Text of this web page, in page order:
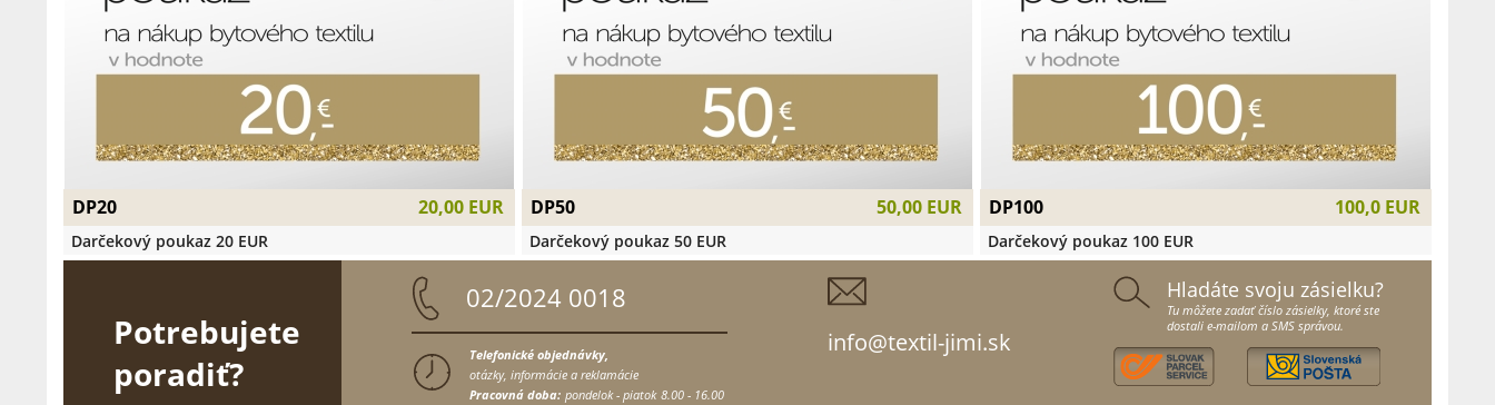
DP20 20,00 EUR
Darčekový poukaz 20 EUR
DP50 50,00 EUR
Darčekový poukaz 50 EUR
DP100 100,0 EUR
Darčekový poukaz 100 EUR
Potrebujete
poradiť?
02/2024 0018
Telefonické objednávky,
otázky, informácie a reklamácie
Pracovná doba: pondelok - piatok 8.00 - 16.00
info@textil-jimi.sk
Hladáte svoju zásielku?
Tu môžete zadať číslo zásielky, ktoré ste
dostali e-mailom a SMS správou.